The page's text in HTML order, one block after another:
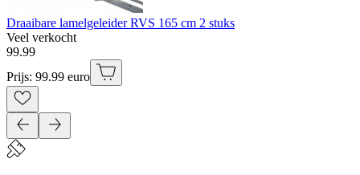
Draaibare lamelgeleider RVS 165 cm 2 stuks
Veel verkocht
99.99
Prijs: 99.99 euro